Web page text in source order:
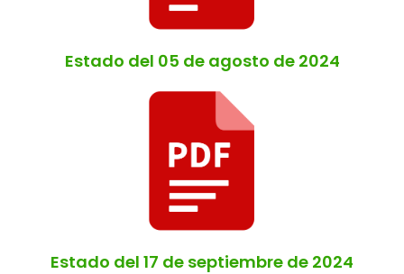
Estado del 05 de agosto de 2024
Estado del 17 de septiembre de 2024